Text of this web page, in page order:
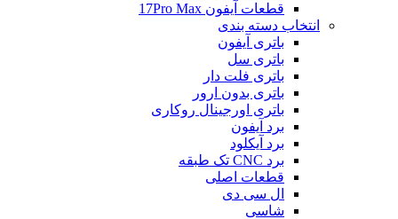
قطعات آیفون 17Pro Max
انتخاب دسته بندی
باتری آیفون
باتری سل
باتری فلت دار
باتری بدون ارور
باتری اورجینال روکاری
برد آیفون
برد آیکلود
برد CNC تک طبقه
قطعات اصلی
ال سی دی
شاسی